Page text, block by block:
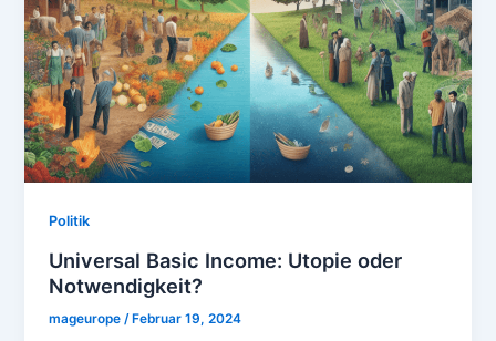
Politik
Universal Basic Income: Utopie oder
Notwendigkeit?
mageurope/ Februar 19, 2024